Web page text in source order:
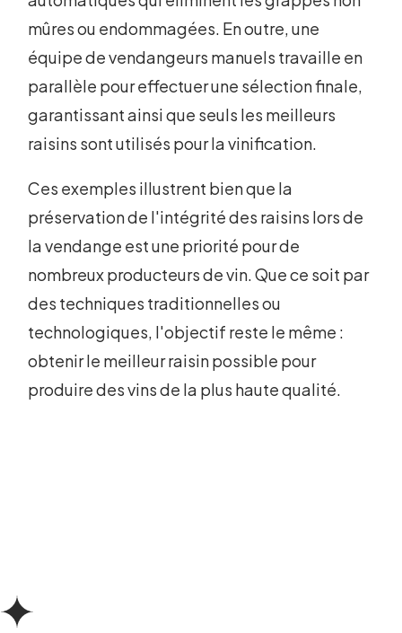
mûres ou endommagées. En outre, une
équipe de vendangeurs manuels travaille en
parallèle pour effectuer une sélection finale,
garantissant ainsi que seuls les meilleurs
raisins sont utilisés pour la vinification.
Ces exemples illustrent bien que la
préservation de l'intégrité des raisins lors de
la vendange est une priorité pour de
nombreux producteurs de vin. Que ce soit par
des techniques traditionnelles ou
technologiques, l'objectif reste le même :
obtenir le meilleur raisin possible pour
produire des vins de la plus haute qualité.